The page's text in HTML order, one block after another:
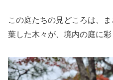
この庭たちの見どころは、
葉した木々が、境内の庭に彩